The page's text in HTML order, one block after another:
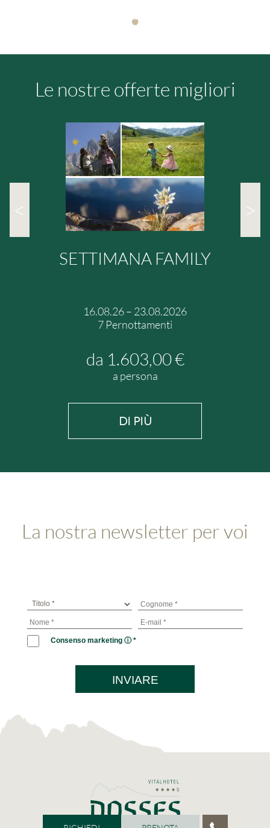
RICHIEDI PRENOTA
Le nostre offerte migliori
SETTIMANA FAMILY
16.08.26– 23.08.2026
7 Pernottamenti
da 1.603,00 €
a persona
DI PIÙ
< >
La nostra newsletter per voi
Consenso marketing ⓘ *
INVIARE